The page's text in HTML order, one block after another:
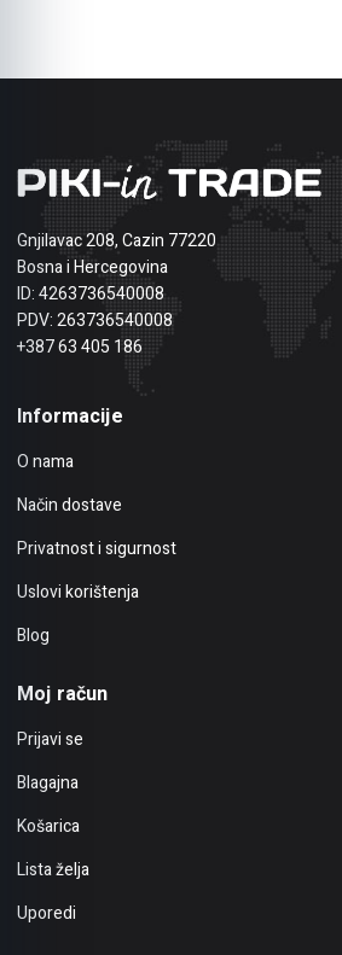
Gnjilavac 208, Cazin 77220
Bosna i Hercegovina
ID: 4263736540008
PDV: 263736540008
+387 63 405 186
Informacije
O nama
Način dostave
Privatnost i sigurnost
Uslovi korištenja
Blog
Moj račun
Prijavi se
Blagajna
Košarica
Lista želja
Uporedi